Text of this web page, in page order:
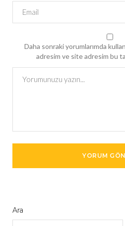
Daha sonraki yorumlarımda
adresim ve site adresim bu
Ara